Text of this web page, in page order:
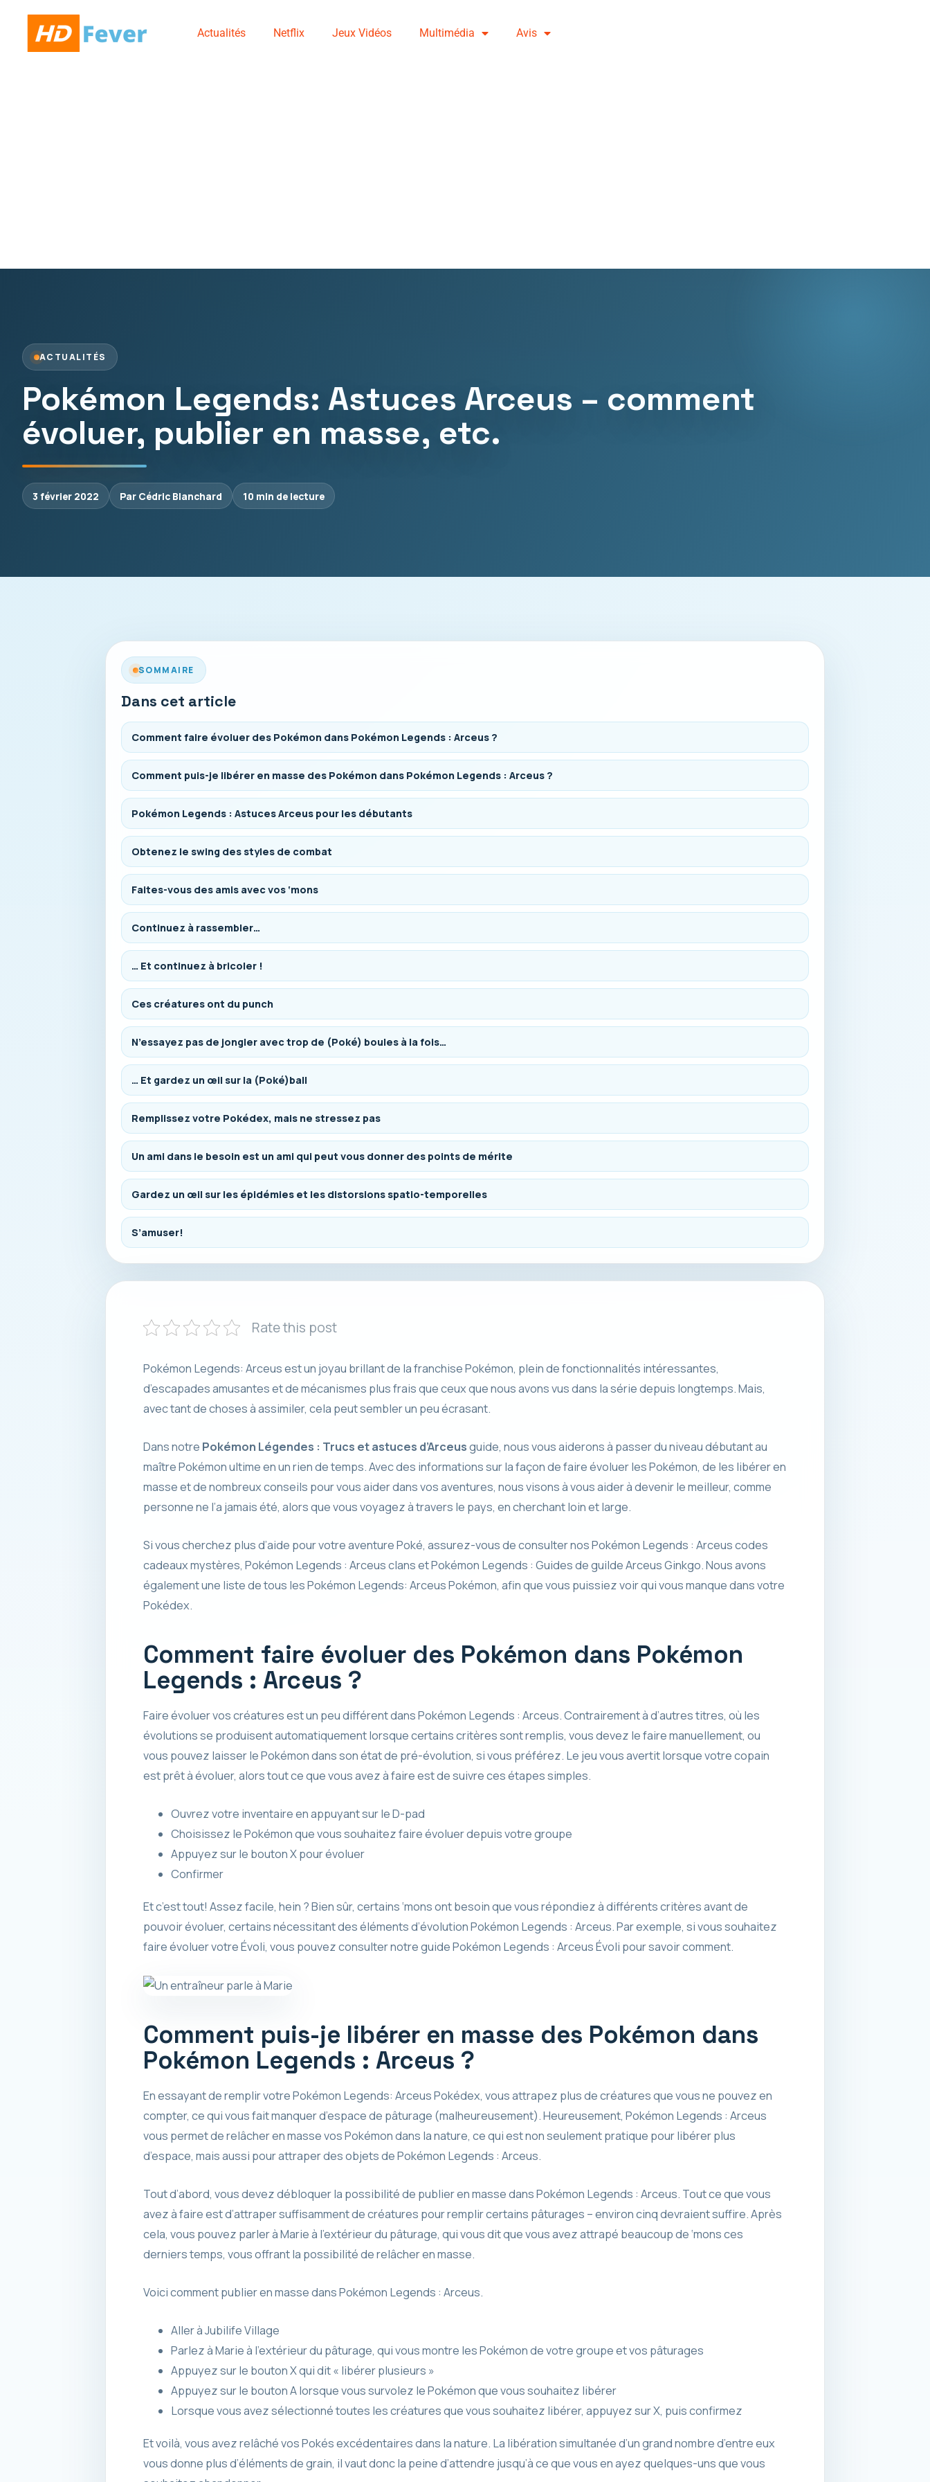
Actualités Netflix Jeux Vidéos Multimédia Avis
ACTUALITÉS
Pokémon Legends: Astuces Arceus – comment
évoluer, publier en masse, etc.
3 février 2022 Par Cédric Blanchard 10 min de lecture
SOMMAIRE
Dans cet article
Comment faire évoluer des Pokémon dans Pokémon Legends : Arceus ?
Comment puis-je libérer en masse des Pokémon dans Pokémon Legends : Arceus ?
Pokémon Legends : Astuces Arceus pour les débutants
Obtenez le swing des styles de combat
Faites-vous des amis avec vos ‘mons
Continuez à rassembler…
… Et continuez à bricoler !
Ces créatures ont du punch
N’essayez pas de jongler avec trop de (Poké) boules à la fois…
… Et gardez un œil sur la (Poké)ball
Remplissez votre Pokédex, mais ne stressez pas
Un ami dans le besoin est un ami qui peut vous donner des points de mérite
Gardez un œil sur les épidémies et les distorsions spatio-temporelles
S’amuser!
Rate this post
Pokémon Legends: Arceus est un joyau brillant de la franchise Pokémon, plein de fonctionnalités intéressantes,
d’escapades amusantes et de mécanismes plus frais que ceux que nous avons vus dans la série depuis longtemps. Mais,
avec tant de choses à assimiler, cela peut sembler un peu écrasant.
Dans notre Pokémon Légendes : Trucs et astuces d’Arceusguide, nous vous aiderons à passer du niveau débutant au
maître Pokémon ultime en un rien de temps. Avec des informations sur la façon de faire évoluer les Pokémon, de les libérer en
masse et de nombreux conseils pour vous aider dans vos aventures, nous visons à vous aider à devenir le meilleur, comme
personne ne l’a jamais été, alors que vous voyagez à travers le pays, en cherchant loin et large.
Si vous cherchez plus d’aide pour votre aventure Poké, assurez-vous de consulter nos Pokémon Legends : Arceus codes
cadeaux mystères, Pokémon Legends : Arceus clans et Pokémon Legends : Guides de guilde Arceus Ginkgo. Nous avons
également une liste de tous les Pokémon Legends: Arceus Pokémon, afin que vous puissiez voir qui vous manque dans votre
Pokédex.
Comment faire évoluer des Pokémon dans Pokémon
Legends : Arceus ?
Faire évoluer vos créatures est un peu différent dans Pokémon Legends : Arceus. Contrairement à d’autres titres, où les
évolutions se produisent automatiquement lorsque certains critères sont remplis, vous devez le faire manuellement, ou
vous pouvez laisser le Pokémon dans son état de pré-évolution, si vous préférez. Le jeu vous avertit lorsque votre copain
est prêt à évoluer, alors tout ce que vous avez à faire est de suivre ces étapes simples.
Ouvrez votre inventaire en appuyant sur le D-pad
Choisissez le Pokémon que vous souhaitez faire évoluer depuis votre groupe
Appuyez sur le bouton X pour évoluer
Confirmer
Et c’est tout! Assez facile, hein ? Bien sûr, certains ‘mons ont besoin que vous répondiez à différents critères avant de
pouvoir évoluer, certains nécessitant des éléments d’évolution Pokémon Legends : Arceus. Par exemple, si vous souhaitez
faire évoluer votre Évoli, vous pouvez consulter notre guide Pokémon Legends : Arceus Évoli pour savoir comment.
Comment puis-je libérer en masse des Pokémon dans
Pokémon Legends : Arceus ?
En essayant de remplir votre Pokémon Legends: Arceus Pokédex, vous attrapez plus de créatures que vous ne pouvez en
compter, ce qui vous fait manquer d’espace de pâturage (malheureusement). Heureusement, Pokémon Legends : Arceus
vous permet de relâcher en masse vos Pokémon dans la nature, ce qui est non seulement pratique pour libérer plus
d’espace, mais aussi pour attraper des objets de Pokémon Legends : Arceus.
Tout d’abord, vous devez débloquer la possibilité de publier en masse dans Pokémon Legends : Arceus. Tout ce que vous
avez à faire est d’attraper suffisamment de créatures pour remplir certains pâturages – environ cinq devraient suffire. Après
cela, vous pouvez parler à Marie à l’extérieur du pâturage, qui vous dit que vous avez attrapé beaucoup de ‘mons ces
derniers temps, vous offrant la possibilité de relâcher en masse.
Voici comment publier en masse dans Pokémon Legends : Arceus.
Aller à Jubilife Village
Parlez à Marie à l’extérieur du pâturage, qui vous montre les Pokémon de votre groupe et vos pâturages
Appuyez sur le bouton X qui dit « libérer plusieurs »
Appuyez sur le bouton A lorsque vous survolez le Pokémon que vous souhaitez libérer
Lorsque vous avez sélectionné toutes les créatures que vous souhaitez libérer, appuyez sur X, puis confirmez
Et voilà, vous avez relâché vos Pokés excédentaires dans la nature. La libération simultanée d’un grand nombre d’entre eux
vous donne plus d’éléments de grain, il vaut donc la peine d’attendre jusqu’à ce que vous en ayez quelques-uns que vous